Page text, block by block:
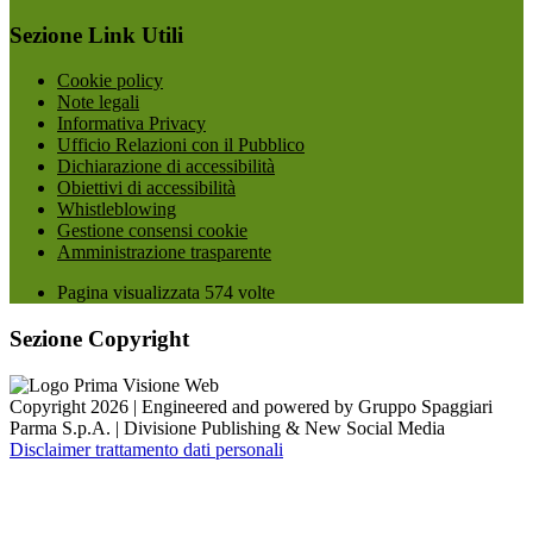
Sezione Link Utili
Cookie policy
Note legali
Informativa Privacy
Ufficio Relazioni con il Pubblico
Dichiarazione di accessibilità
Obiettivi di accessibilità
Whistleblowing
Gestione consensi cookie
Amministrazione trasparente
Pagina visualizzata 574 volte
Sezione Copyright
Copyright 2026 | Engineered and powered by Gruppo Spaggiari
Parma S.p.A. | Divisione Publishing & New Social Media
Disclaimer trattamento dati personali